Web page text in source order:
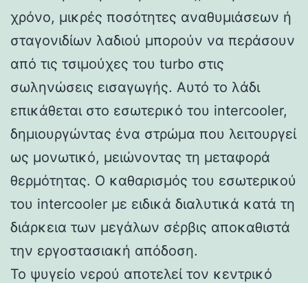
χρόνο, μικρές ποσότητες αναθυμιάσεων ή
σταγονιδίων λαδιού μπορούν να περάσουν
από τις τσιμούχες του turbo στις
σωληνώσεις εισαγωγής. Αυτό το λάδι
επικάθεται στο εσωτερικό του intercooler,
δημιουργώντας ένα στρώμα που λειτουργεί
ως μονωτικό, μειώνοντας τη μεταφορά
θερμότητας. Ο καθαρισμός του εσωτερικού
του intercooler με ειδικά διαλυτικά κατά τη
διάρκεια των μεγάλων σέρβις αποκαθιστά
την εργοστασιακή απόδοση.
Το ψυγείο νερού αποτελεί τον κεντρικό